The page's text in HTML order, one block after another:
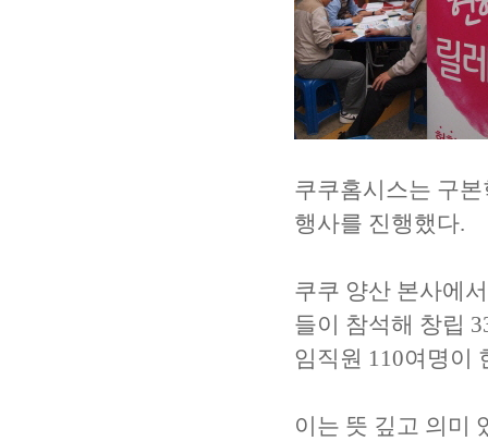
쿠쿠홈시스는 구
행사를 진행했다.
쿠쿠 양산 본사에
들이 참석해 창립
임직원 110여명이
이는 뜻 깊고 의미